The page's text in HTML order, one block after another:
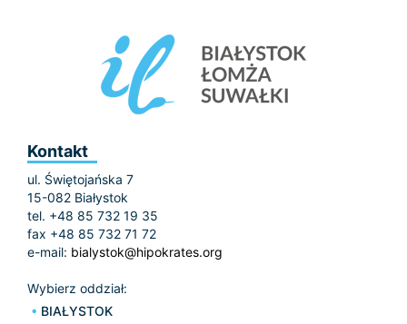
Kontakt
ul. Świętojańska 7
15-082 Białystok
tel. +48 85 732 19 35
fax +48 85 732 71 72
e-mail: bialystok@hipokrates.org
Wybierz oddział:
BIAŁYSTOK